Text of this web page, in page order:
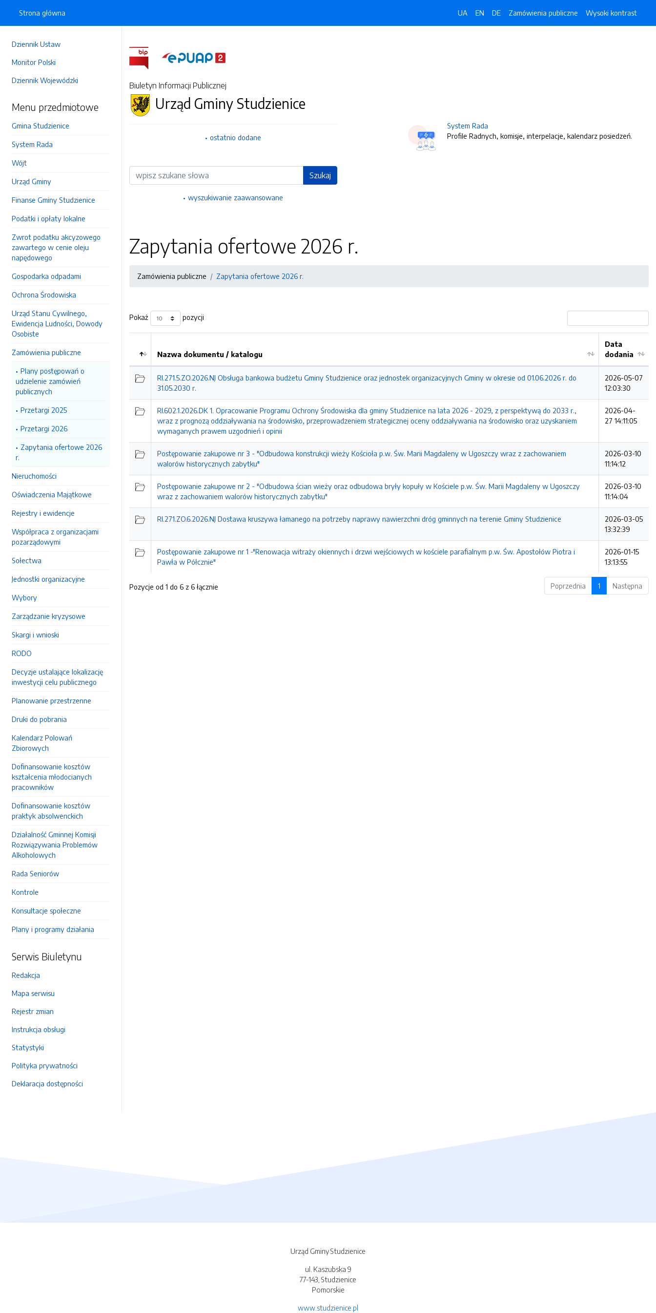
Dziennik Ustaw
Monitor Polski
Dziennik Wojewódzki
Menu przedmiotowe
Gmina Studzienice
System Rada
Wójt
Urząd Gminy
Finanse Gminy Studzienice
Podatki i opłaty lokalne
Zwrot podatku akcyzowego
zawartego w cenie oleju
napędowego
Gospodarka odpadami
Ochrona Środowiska
Urząd Stanu Cywilnego,
Ewidencja Ludności, Dowody
Osobiste
Zamówienia publiczne
Plany postępowań o
udzielenie zamówień
publicznych
Przetargi 2025
Przetargi 2026
Zapytania ofertowe 2026
r.
Nieruchomości
Oświadczenia Majątkowe
Rejestry i ewidencje
Współpraca z organizacjami
pozarządowymi
Sołectwa
Jednostki organizacyjne
Wybory
Zarządzanie kryzysowe
Skargi i wnioski
RODO
Decyzje ustalające lokalizację
inwestycji celu publicznego
Planowanie przestrzenne
Druki do pobrania
Kalendarz Polowań
Zbiorowych
Dofinansowanie kosztów
kształcenia młodocianych
pracowników
Dofinansowanie kosztów
praktyk absolwenckich
Działalność Gminnej Komisji
Rozwiązywania Problemów
Alkoholowych
Rada Seniorów
Kontrole
Konsultacje społeczne
Plany i programy działania
Serwis Biuletynu
Redakcja
Mapa serwisu
Rejestr zmian
Instrukcja obsługi
Statystyki
Polityka prywatności
Deklaracja dostępności
Strona główna UA EN DE Zamówienia publiczne Wysoki kontrast
Biuletyn Informacji Publicznej
Urząd Gminy Studzienice
ostatnio dodane
Wyszukiwarka Szukaj
wyszukiwanie zaawansowane
System Rada
Profile Radnych, komisje, interpelacje, kalendarz posiedzeń.
Zapytania ofertowe 2026 r.
Zamówienia publiczne Zapytania ofertowe 2026 r.
Pokaż pozycji
Kolejność
Nazwa dokumentu / katalogu
Data
dodania
RI.271.5.ZO.2026.NJ Obsługa bankowa budżetu Gminy Studzienice oraz jednostek organizacyjnych Gminy w okresie od 01.06.2026 r. do
31.05.2030 r.
2026-05-07
12:03:30
RI.602.1.2026.DK 1. Opracowanie Programu Ochrony Środowiska dla gminy Studzienice na lata 2026 - 2029, z perspektywą do 2033 r.,
wraz z prognozą oddziaływania na środowisko, przeprowadzeniem strategicznej oceny oddziaływania na środowisko oraz uzyskaniem
wymaganych prawem uzgodnień i opinii
2026-04-
27 14:11:05
Postępowanie zakupowe nr 3 - "Odbudowa konstrukcji wieży Kościoła p.w. Św. Marii Magdaleny w Ugoszczy wraz z zachowaniem
walorów historycznych zabytku"
2026-03-10
11:14:12
Postępowanie zakupowe nr 2 - "Odbudowa ścian wieży oraz odbudowa bryły kopuły w Kościele p.w. Św. Marii Magdaleny w Ugoszczy
wraz z zachowaniem walorów historycznych zabytku"
2026-03-10
11:14:04
RI.271.ZO.6.2026.NJ Dostawa kruszywa łamanego na potrzeby naprawy nawierzchni dróg gminnych na terenie Gminy Studzienice
2026-03-05
13:32:39
Postępowanie zakupowe nr 1 -"Renowacja witraży okiennych i drzwi wejściowych w kościele parafialnym p.w. Św. Apostołów Piotra i
Pawła w Półcznie"
2026-01-15
13:13:55
Pozycje od 1 do 6 z 6 łącznie Poprzednia 1 Następna
Urząd Gminy Studzienice
ul. Kaszubska 9
77-143, Studzienice
Pomorskie
www.studzienice.pl